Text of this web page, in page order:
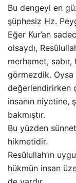
Bu dengeyi en
şüphesiz Hz.
Eğer Kur’an
olsaydı,
merhamet,
görmezdik. Oysa
değerlendirirken
insanın niyetine,
bakmıştır.
Bu yüzden
hikmetidir.
Resûlullah’ın
hükmün insan